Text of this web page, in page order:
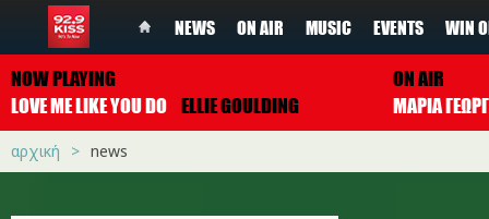
NEWS ON AIR MUSIC EVENTS WIN
NOW PLAYING
LOVE ME LIKE YOU DO ELLIE GOULDING
ON AIR
ΜΑΡΙΑ
αρχική news